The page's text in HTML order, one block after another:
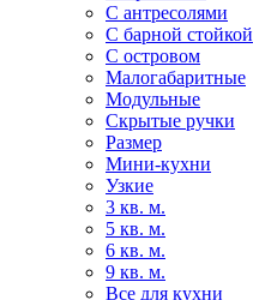
С антресолями
С барной стойкой
С островом
Малогабаритные
Модульные
Скрытые ручки
Размер
Мини-кухни
Узкие
3 кв. м.
5 кв. м.
6 кв. м.
9 кв. м.
Все для кухни